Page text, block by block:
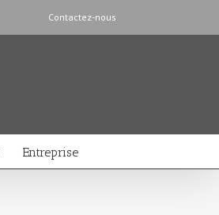
Contactez-nous
Entreprise